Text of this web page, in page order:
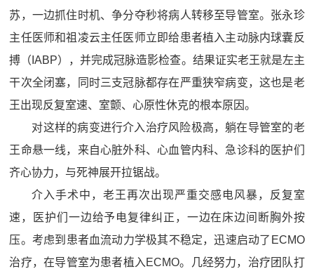
苏，一边抓住时机、争分夺秒将病人转移至导管室。张永珍
主任医师和祖凌云主任医师立即给患者植入主动脉内球囊反
搏（IABP），并完成冠脉造影检查。结果证实老王就是左主
干次全闭塞，同时三支冠脉都存在严重狭窄病变，这也是老
王出现反复室速、室颤、心原性休克的根本原因。
对这样的病变进行介入治疗风险极高，躺在导管室的老
王命悬一线，来自心脏外科、心血管内科、急诊科的医护们
齐心协力，与死神展开拉锯战。
介入手术中，老王再次出现严重交感电风暴，反复室
速，医护们一边给予电复律纠正，一边在床边间断胸外按
压。考虑到患者血流动力学极其不稳定，迅速启动了ECMO
治疗，在导管室为患者植入ECMO。几经努力，治疗团队打